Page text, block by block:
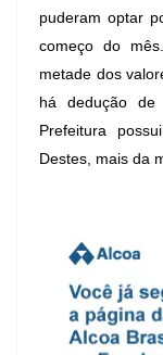
puderam optar
começo do
metade dos
há dedução de
Prefeitura
Destes, mais da